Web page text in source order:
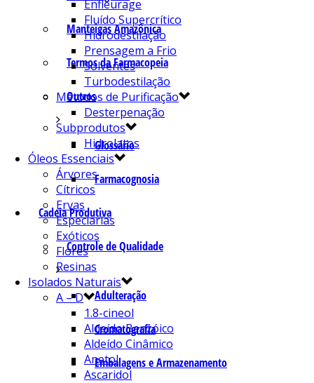
Manteigas Amazônica
Termos da Farmacopeia
Outros
Glossário
Farmacognosia
Cadeia Produtiva
Controle de Qualidade
Adulteração
Cromatografia
Embalagens e Armazenamento
Enfleurage
Fluído Supercrítico
Hidrodestilação
Prensagem a Frio
Solventes
Turbodestilação
Métodos de Purificação
Desterpenação
Subprodutos
Hidrolatos
Óleos Essenciais
Árvores
Cítricos
Ervas
Especiarias
Exóticos
Flores
Resinas
Isolados Naturais
A – D
1.8-cineol
Aldeído Benzóico
Aldeído Cinâmico
Anetol
Ascaridol